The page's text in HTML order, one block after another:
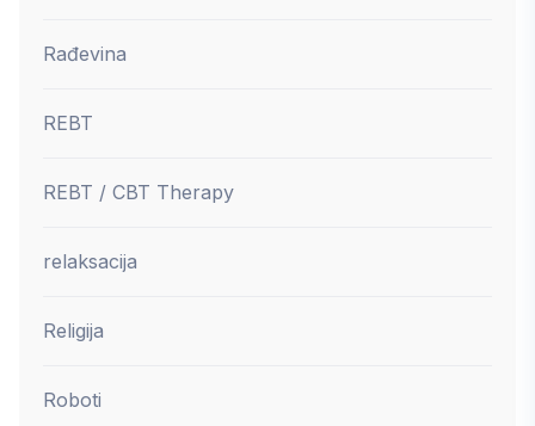
Rađevina
REBT
REBT / CBT Therapy
relaksacija
Religija
Roboti